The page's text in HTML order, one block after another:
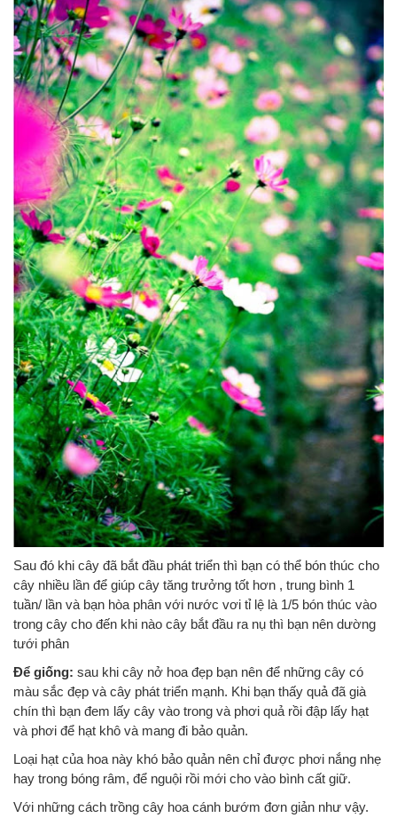
Sau đó khi cây đã bắt đầu phát triển thì bạn có thể bón thúc cho
cây nhiều lần để giúp cây tăng trưởng tốt hơn , trung bình 1
tuần/ lần và bạn hòa phân với nước vơi tỉ lệ là 1/5 bón thúc vào
trong cây cho đến khi nào cây bắt đầu ra nụ thì bạn nên dường
tưới phân
Để giống: sau khi cây nở hoa đẹp bạn nên để những cây có
màu sắc đẹp và cây phát triển mạnh. Khi bạn thấy quả đã già
chín thì bạn đem lấy cây vào trong và phơi quả rồi đập lấy hạt
và phơi để hạt khô và mang đi bảo quản.
Loại hạt của hoa này khó bảo quản nên chỉ được phơi nắng nhẹ
hay trong bóng râm, để nguội rồi mới cho vào bình cất giữ.
Với những cách trồng cây hoa cánh bướm đơn giản như vậy.